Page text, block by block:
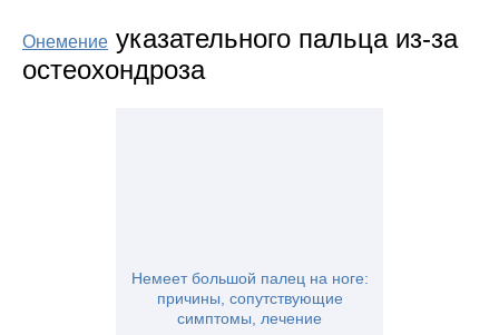
Онемение указательного пальца из-за
остеохондроза
Немеет большой палец на ноге:
причины, сопутствующие
симптомы, лечение